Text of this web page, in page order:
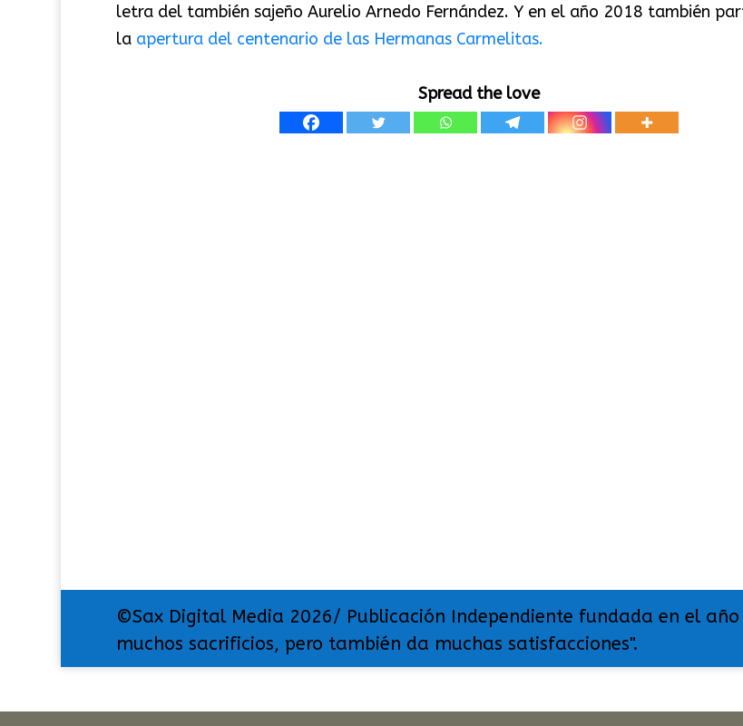
letra del también sajeño Aurelio Arnedo Fernández. Y en el año 2018 también
la apertura del centenario de las Hermanas Carmelitas.
Spread the love
©Sax Digital Media 2026/ Publicación Independiente fundada en el
muchos sacrificios, pero también da muchas satisfacciones".